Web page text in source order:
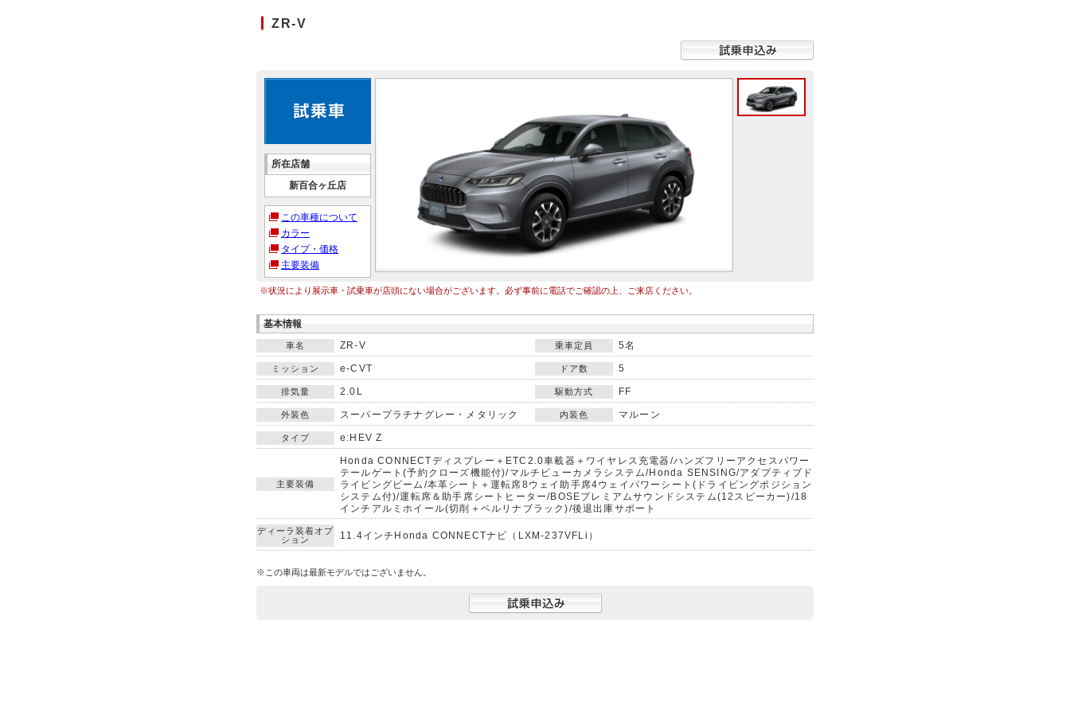
ZR-V
所在店舗
新百合ヶ丘店
この車種について
カラー
タイプ・価格
主要装備
※状況により展示車・試乗車が店頭にない場合がございます。必ず事前に電話でご確認の上、ご来店ください。
基本情報
車名 ZR-V 乗車定員 5名
ミッション e-CVT ドア数 5
排気量 2.0L 駆動方式 FF
外装色 スーパープラチナグレー・メタリック 内装色 マルーン
タイプ e:HEV Z
主要装備
Honda CONNECTディスプレー＋ETC2.0車載器＋ワイヤレス充電器/ハンズフリーアクセスパワー
テールゲート(予約クローズ機能付)/マルチビューカメラシステム/Honda SENSING/アダプティブド
ライビングビーム/本革シート＋運転席8ウェイ助手席4ウェイパワーシート(ドライビングポジション
システム付)/運転席＆助手席シートヒーター/BOSEプレミアムサウンドシステム(12スピーカー)/18
インチアルミホイール(切削＋ベルリナブラック)/後退出庫サポート
ディーラ装着オプ
ション
11.4インチHonda CONNECTナビ（LXM-237VFLi）
※この車両は最新モデルではございません。